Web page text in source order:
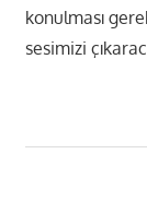
konulması
sesimizi